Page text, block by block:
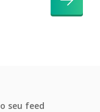
seu feed